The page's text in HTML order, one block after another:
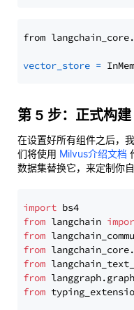
from
vector_store =
第 5 步：正式构
在设置好所有组件之后，
们将使用 Milvus介绍文档
数据集替换它，来定制你
import
from langchain
from
from
from
from langgraph.graph
from